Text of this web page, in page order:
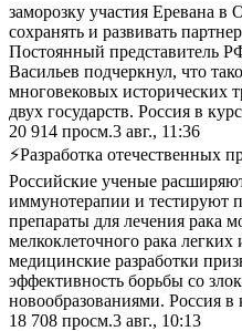
заморозку участия Еревана
сохранять и развивать
Постоянный представитель
Васильев подчеркнул, что
многовековых исторических
двух государств. Россия в
20 914 просм.3 авг., 11:36
⚡Разработка отечественных
Российские ученые
иммунотерапии и тестируют
препараты для лечения рака
мелкоклеточного рака
медицинские разработки
эффективность борьбы со
новообразованиями. Россия в
18 708 просм.3 авг., 10:13